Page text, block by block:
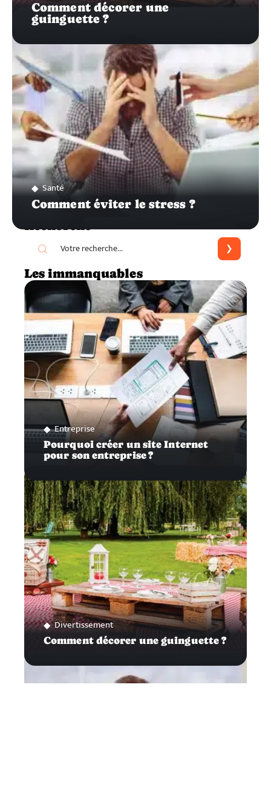
Comment décorer une
guinguette ?
Santé
Comment éviter le stress ?
Recherche
Les immanquables
Entreprise
Pourquoi créer un site Internet
pour son entreprise ?
Divertissement
Comment décorer une guinguette ?